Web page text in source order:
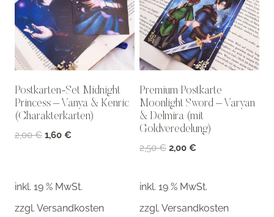
Postkarten-Set Midnight
Princess – Vanya & Kenric
(Charakterkarten)
2,00€ Ursprünglicher
1,60 €
inkl. 19 % MwSt.
zzgl. Versandkosten
Premium Postkarte
Moonlight Sword – Varyan
& Delmira (mit
Goldveredelung)
2,50€ Ursprünglicher
2,50 €
2,00 €
2,00 €.
inkl. 19 % MwSt.
zzgl. Versandkosten